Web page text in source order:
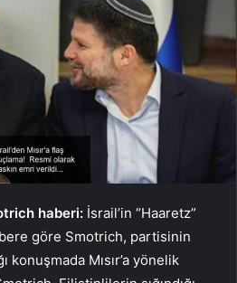
haberi: İsrail’in “Haaretz”
göre Smotrich, partisinin
konuşmada Mısır’a yönelik